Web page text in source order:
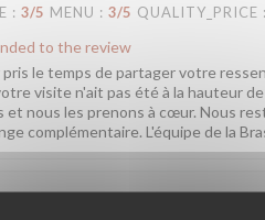
: 3/5 MENU : 3/5 QUALITY_PRICE
to the review
le temps de partager votre
visite n'ait pas été à la hauteur
et nous les prenons à cœur. Nous
complémentaire. L'équipe de la